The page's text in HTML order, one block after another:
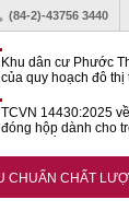
(84-2)-43756 3440
Khu dân cư Phước
của quy hoạch đô thị
TCVN 14430:2025
đóng hộp dành cho
chống nứt của hỗn
CHUẨN CHẤT